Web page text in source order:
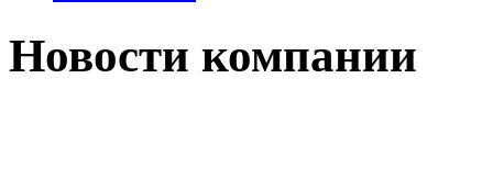
Новости компании